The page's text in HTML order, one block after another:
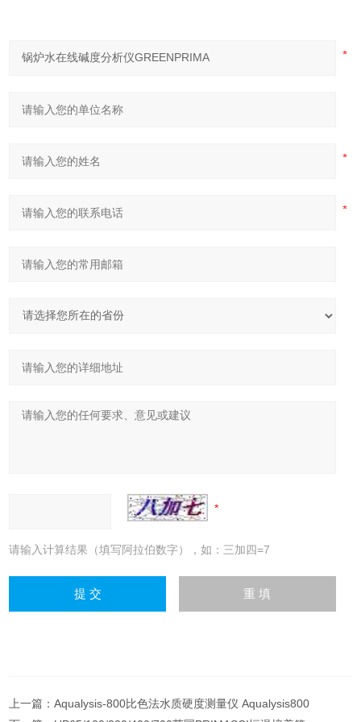
请输入计算结果（填写阿拉伯数字），如：三加四=7
上一篇：Aqualysis-800比色法水质硬度测量仪 Aqualysis800